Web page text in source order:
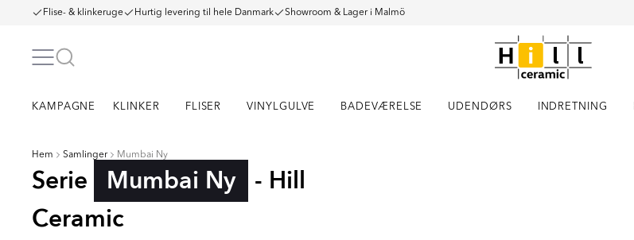
Flise- & klinkeruge Hurtig levering til hele Danmark Showroom & Lager i Malmö
KAMPAGNE KLINKER FLISER VINYLGULVE BADEVÆRELSE UDENDØRS INDRETNING
Hem Samlinger Mumbai Ny
Serie Mumbai Ny
- Hill
Ceramic